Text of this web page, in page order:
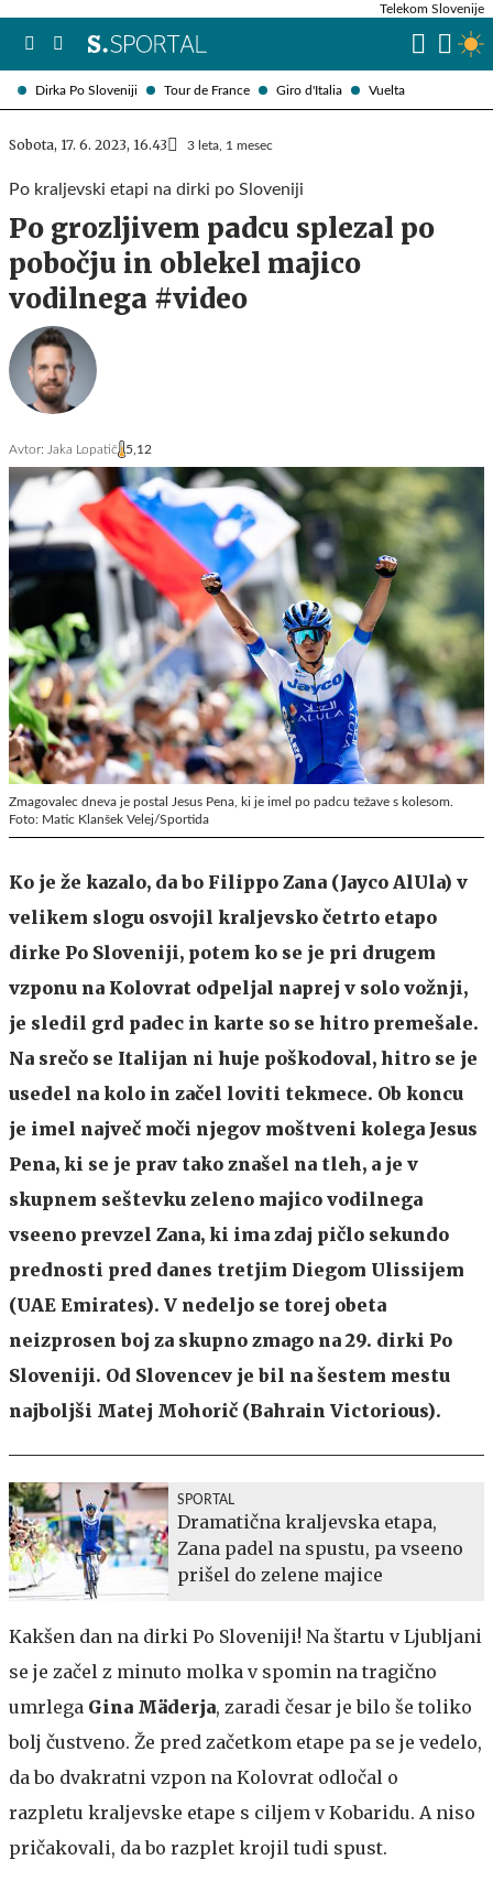
Dirka Po Sloveniji Tour de France Giro d'Italia Vuelta
Telekom Slovenije
Sobota, 17. 6. 2023, 16.43 3 leta, 1 mesec
Po kraljevski etapi na dirki po Sloveniji
Po grozljivem padcu splezal po
pobočju in oblekel majico
vodilnega #video
Avtor: Jaka Lopatič 5,12
Zmagovalec dneva je postal Jesus Pena, ki je imel po padcu težave s kolesom.
Foto: Matic Klanšek Velej/Sportida
Ko je že kazalo, da bo Filippo Zana (Jayco AlUla) v
velikem slogu osvojil kraljevsko četrto etapo
dirke Po Sloveniji, potem ko se je pri drugem
vzponu na Kolovrat odpeljal naprej v solo vožnji,
je sledil grd padec in karte so se hitro premešale.
Na srečo se Italijan ni huje poškodoval, hitro se je
usedel na kolo in začel loviti tekmece. Ob koncu
je imel največ moči njegov moštveni kolega Jesus
Pena, ki se je prav tako znašel na tleh, a je v
skupnem seštevku zeleno majico vodilnega
vseeno prevzel Zana, ki ima zdaj pičlo sekundo
prednosti pred danes tretjim Diegom Ulissijem
(UAE Emirates). V nedeljo se torej obeta
neizprosen boj za skupno zmago na 29. dirki Po
Sloveniji. Od Slovencev je bil na šestem mestu
najboljši Matej Mohorič (Bahrain Victorious).
SPORTAL
Dramatična kraljevska etapa,
Zana padel na spustu, pa vseeno
prišel do zelene majice
Kakšen dan na dirki Po Sloveniji! Na štartu v Ljubljani
se je začel z minuto molka v spomin na tragično
umrlega Gina Mäderja, zaradi česar je bilo še toliko
bolj čustveno. Že pred začetkom etape pa se je vedelo,
da bo dvakratni vzpon na Kolovrat odločal o
razpletu kraljevske etape s ciljem v Kobaridu. A niso
pričakovali, da bo razplet krojil tudi spust.